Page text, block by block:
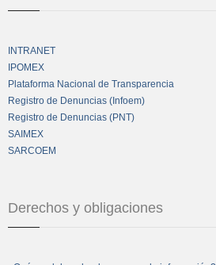
INTRANET
IPOMEX
Plataforma Nacional de Transparencia
Registro de Denuncias (Infoem)
Registro de Denuncias (PNT)
SAIMEX
SARCOEM
Derechos y obligaciones